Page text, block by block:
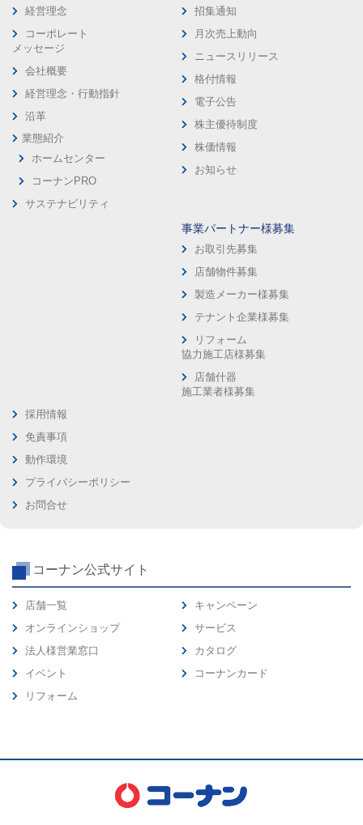
経営理念
コーポレート
メッセージ
会社概要
経営理念・行動指針
沿革
業態紹介
ホームセンター
コーナンPRO
サステナビリティ
招集通知
月次売上動向
ニュースリリース
格付情報
電子公告
株主優待制度
株価情報
お知らせ
事業パートナー様募集
お取引先募集
店舗物件募集
製造メーカー様募集
テナント企業様募集
リフォーム
協力施工店様募集
店舗什器
施工業者様募集
採用情報
免責事項
動作環境
プライバシーポリシー
お問合せ
コーナン公式サイト
店舗一覧
オンラインショップ
法人様営業窓口
イベント
リフォーム
キャンペーン
サービス
カタログ
コーナンカード